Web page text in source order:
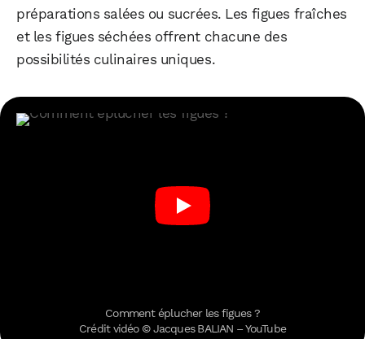
préparations salées ou sucrées. Les figues fraîches
et les figues séchées offrent chacune des
possibilités culinaires uniques.
Comment éplucher les figues ?
Crédit vidéo © Jacques BALIAN – YouTube
LinkedIn